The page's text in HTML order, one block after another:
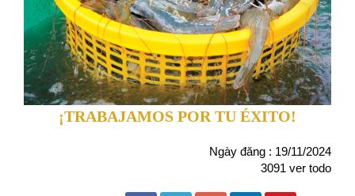
¡TRABAJAMOS POR TU ÉXITO!
Ngày đăng : 19/11/2024
3091 ver todo